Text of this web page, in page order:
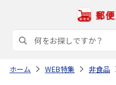
ホーム WEB特集 非食品